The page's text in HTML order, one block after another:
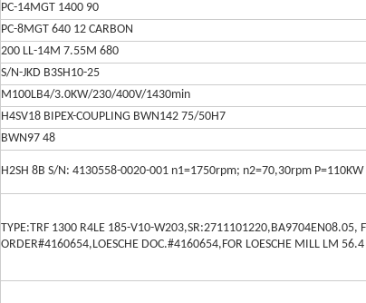
PC-14MGT 1400 90
PC-8MGT 640 12 CARBON
200 LL-14M 7.55M 680
S/N-JKD B3SH10-25
M100LB4/3.0KW/230/400V/1430min
H4SV18 BIPEX-COUPLING BWN142 75/50H7
BWN97 48
H2SH 8B S/N: 4130558-0020-001 n1=1750rpm; n2=70,30rpm P=110KW
TYPE:TRF 1300 R4LE 185-V10-W203,SR:2711101220,BA9704EN08.05,
ORDER#4160654,LOESCHE DOC.#4160654,FOR LOESCHE MILL LM 56.4